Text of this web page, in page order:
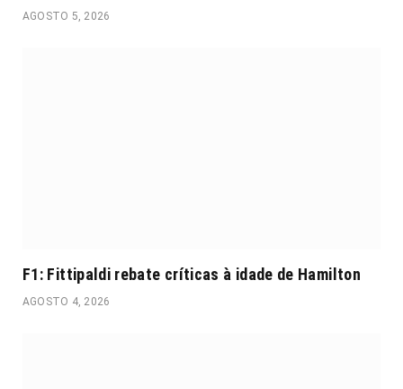
AGOSTO 5, 2026
F1: Fittipaldi rebate críticas à idade de Hamilton
AGOSTO 4, 2026